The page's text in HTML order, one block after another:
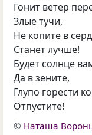
Гонит ветер
Злые тучи,
Не копите в
Станет лучше!
Будет солнце
Да в зените,
Глупо горести
Отпустите!
© Наташа